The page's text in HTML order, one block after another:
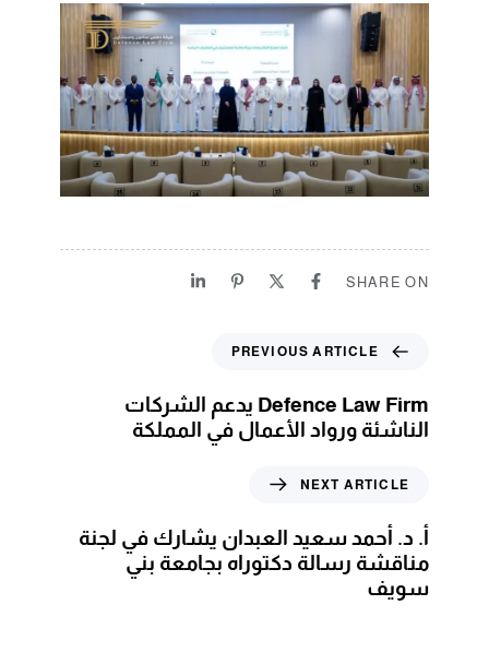
SHARE ON
PREVIOUS ARTICLE
Defence Law Firm يدعم الشركات
الناشئة ورواد الأعمال في المملكة
NEXT ARTICLE
أ. د. أحمد سعيد العبدان يشارك في لجنة
مناقشة رسالة دكتوراه بجامعة بني
سويف